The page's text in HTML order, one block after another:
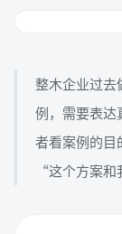
整木企业过
例，需要表达
者看案例的
“这个方案和